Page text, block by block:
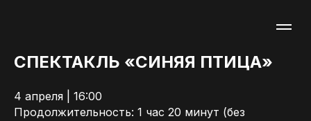
СПЕКТАКЛЬ «СИНЯЯ ПТИЦА»
4 апреля | 16:00
Продолжительность: 1 час 20 минут (без